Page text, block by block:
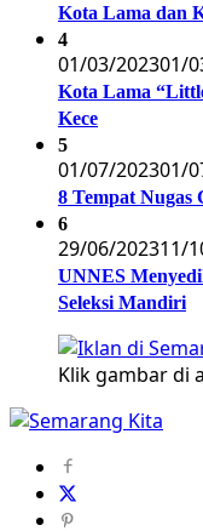
Kota Lama dan
4
01/03/202301/
Kota Lama
Kece
5
01/07/202301/
8 Tempat Nugas
6
29/06/202311/
UNNES
Seleksi Mandiri
Klik gambar di